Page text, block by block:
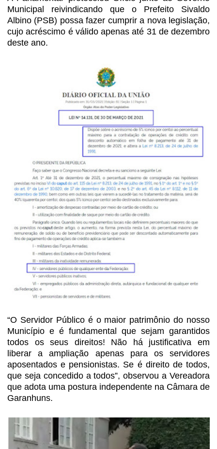
Municipal reivindicando que o Prefeito Sivaldo
Albino (PSB) possa fazer cumprir a nova legislação,
cujo acréscimo é válido apenas até 31 de dezembro
deste ano.
“O Servidor Público é o maior patrimônio do nosso
Município e é fundamental que sejam garantidos
todos os seus direitos! Não há justificativa em
liberar a ampliação apenas para os servidores
aposentados e pensionistas. Se é direito de todos,
que seja concedido a todos”, observou a Vereadora
que adota uma postura independente na Câmara de
Garanhuns.